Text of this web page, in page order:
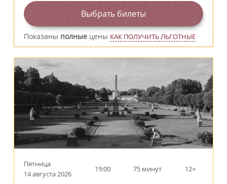
Выбрать билеты
Показаны полные цены КАК ПОЛУЧИТЬ ЛЬГОТНЫЕ
Пятница
14 августа 2026
19:00 75 минут 12+